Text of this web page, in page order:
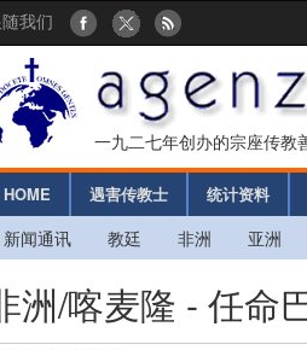
我们
一九二七年创办的宗座传教
HOME 遇害传教士 统计资料
新闻通讯 教廷 非洲 亚洲
洲/喀麦隆 - 任命